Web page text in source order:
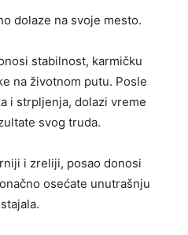
dolaze na svoje mesto.
stabilnost, karmičku
na životnom putu. Posle
i strpljenja, dolazi vreme
svog truda.
i zreliji, posao donosi
osećate unutrašnju